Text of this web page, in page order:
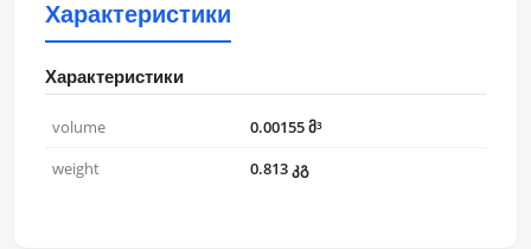
Характеристики
Характеристики
volume
0.00155 მ³
weight
0.813 კგ